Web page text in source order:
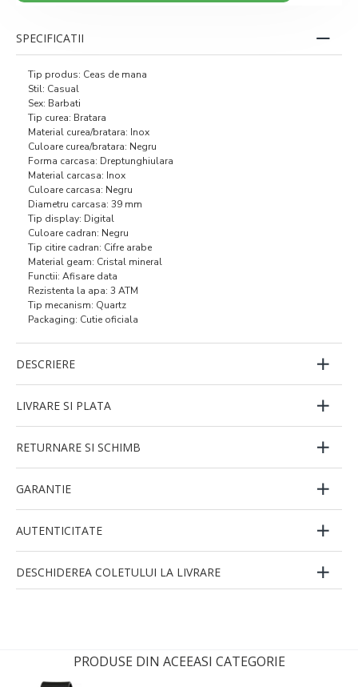
SPECIFICATII
Tip produs: Ceas de mana
Stil: Casual
Sex: Barbati
Tip curea: Bratara
Material curea/bratara: Inox
Culoare curea/bratara: Negru
Forma carcasa: Dreptunghiulara
Material carcasa: Inox
Culoare carcasa: Negru
Diametru carcasa: 39 mm
Tip display: Digital
Culoare cadran: Negru
Tip citire cadran: Cifre arabe
Material geam: Cristal mineral
Functii: Afisare data
Rezistenta la apa: 3 ATM
Tip mecanism: Quartz
Packaging: Cutie oficiala
DESCRIERE
LIVRARE SI PLATA
RETURNARE SI SCHIMB
GARANTIE
AUTENTICITATE
DESCHIDEREA COLETULUI LA LIVRARE
PRODUSE DIN ACEEASI CATEGORIE